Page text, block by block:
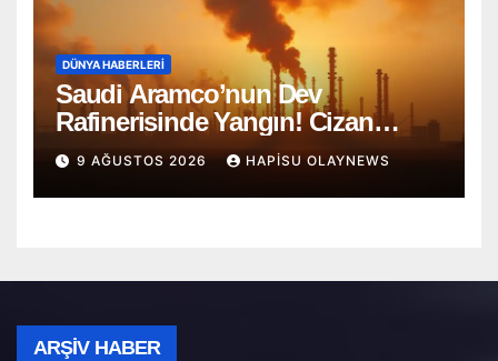
DÜNYA HABERLERI
Saudi Aramco’nun Dev
Rafinerisinde Yangın! Cizan
Bölgesi Alarmda
9 AĞUSTOS 2026 HAPISU OLAYNEWS
ARŞIV HABER